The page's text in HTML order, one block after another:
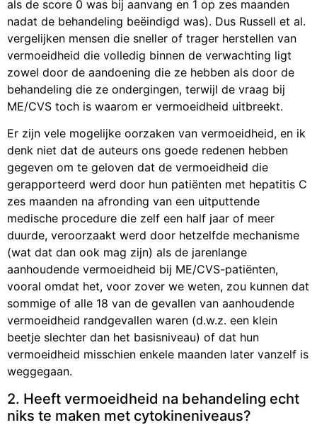
als de score 0 was bij aanvang en 1 op zes maanden
nadat de behandeling beëindigd was). Dus Russell et al.
vergelijken mensen die sneller of trager herstellen van
vermoeidheid die volledig binnen de verwachting ligt
zowel door de aandoening die ze hebben als door de
behandeling die ze ondergingen, terwijl de vraag bij
ME/CVS toch is waarom er vermoeidheid uitbreekt.
Er zijn vele mogelijke oorzaken van vermoeidheid, en ik
denk niet dat de auteurs ons goede redenen hebben
gegeven om te geloven dat de vermoeidheid die
gerapporteerd werd door hun patiënten met hepatitis C
zes maanden na afronding van een uitputtende
medische procedure die zelf een half jaar of meer
duurde, veroorzaakt werd door hetzelfde mechanisme
(wat dat dan ook mag zijn) als de jarenlange
aanhoudende vermoeidheid bij ME/CVS-patiënten,
vooral omdat het, voor zover we weten, zou kunnen dat
sommige of alle 18 van de gevallen van aanhoudende
vermoeidheid randgevallen waren (d.w.z. een klein
beetje slechter dan het basisniveau) of dat hun
vermoeidheid misschien enkele maanden later vanzelf is
weggegaan.
2. Heeft vermoeidheid na behandeling echt
niks te maken met cytokineniveaus?